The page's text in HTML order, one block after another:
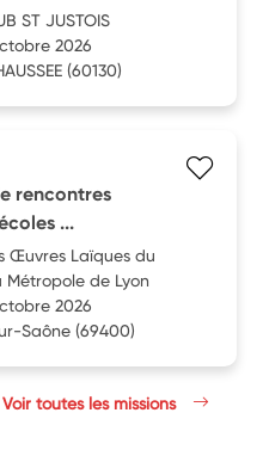
ST JUSTOIS
2026
(60130)
rencontres
...
Œuvres Laïques du
Métropole de Lyon
2026
Saône (69400)
Voir toutes les missions